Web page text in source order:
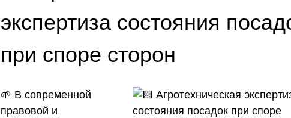
экспертиза состояния
при споре сторон
🌱 В современной
правовой и